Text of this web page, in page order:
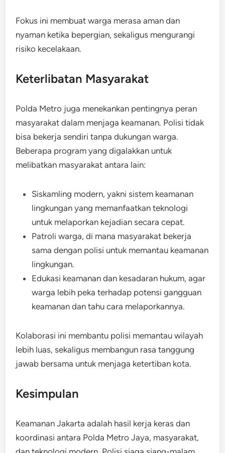
Fokus ini membuat warga merasa aman dan
nyaman ketika bepergian, sekaligus mengurangi
risiko kecelakaan.
Keterlibatan Masyarakat
Polda Metro juga menekankan pentingnya peran
masyarakat dalam menjaga keamanan. Polisi tidak
bisa bekerja sendiri tanpa dukungan warga.
Beberapa program yang digalakkan untuk
melibatkan masyarakat antara lain:
Siskamling modern, yakni sistem keamanan
lingkungan yang memanfaatkan teknologi
untuk melaporkan kejadian secara cepat.
Patroli warga, di mana masyarakat bekerja
sama dengan polisi untuk memantau keamanan
lingkungan.
Edukasi keamanan dan kesadaran hukum, agar
warga lebih peka terhadap potensi gangguan
keamanan dan tahu cara melaporkannya.
Kolaborasi ini membantu polisi memantau wilayah
lebih luas, sekaligus membangun rasa tanggung
jawab bersama untuk menjaga ketertiban kota.
Kesimpulan
Keamanan Jakarta adalah hasil kerja keras dan
koordinasi antara Polda Metro Jaya, masyarakat,